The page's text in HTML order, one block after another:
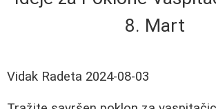
8. Mart
Vidak Radeta 2024-08-03